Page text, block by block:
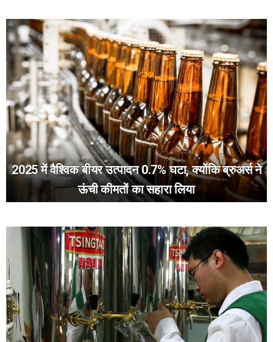
2025 में वैश्विक बीयर उत्पादन 0.7% घटा, क्योंकि ब्रुअर्स ने
ऊंची कीमतों का सहारा लिया